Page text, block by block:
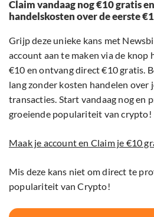
Claim vandaag nog €10 gratis
handelskosten over de eerste
Grijp deze unieke kans met
account aan te maken via de knop
€10 en ontvang direct €10 gratis.
lang zonder kosten handelen over
transacties. Start vandaag nog en
groeiende populariteit van crypto!
Maak je account en Claim je €10
Mis deze kans niet om direct te
populariteit van Crypto!